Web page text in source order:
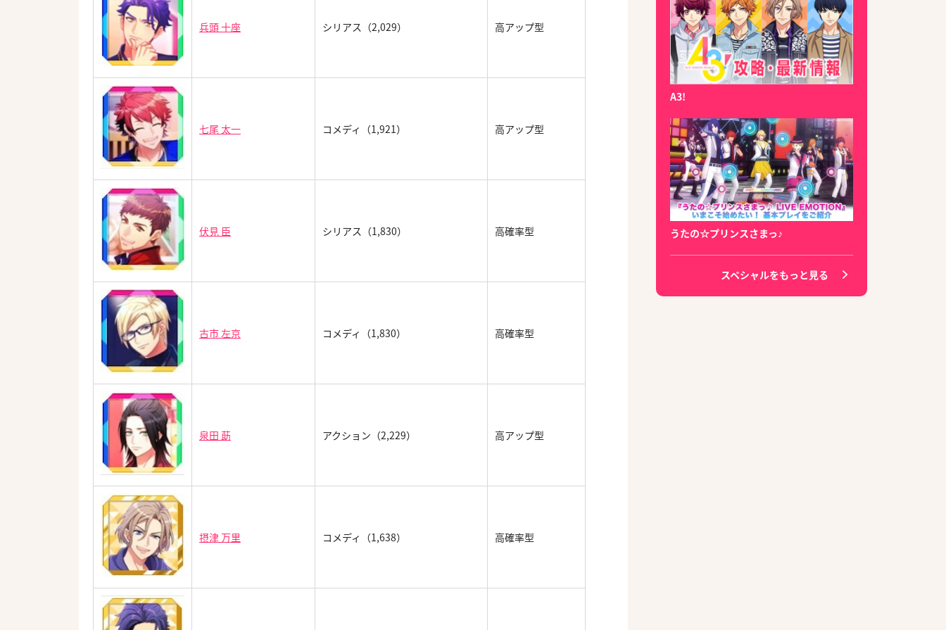
兵頭 十座 シリアス（2,029） 高アップ型
七尾 太一 コメディ（1,921） 高アップ型
伏見 臣 シリアス（1,830） 高確率型
古市 左京 コメディ（1,830） 高確率型
泉田 莇 アクション（2,229） 高アップ型
摂津 万里 コメディ（1,638） 高確率型
A3!
うたの☆プリンスさまっ♪
スペシャルをもっと見る